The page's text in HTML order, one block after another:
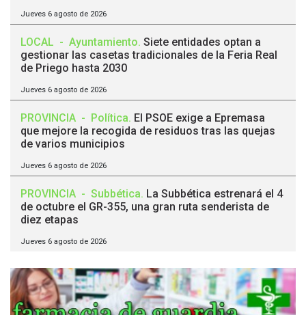
Jueves 6 agosto de 2026
LOCAL - Ayuntamiento. Siete entidades optan a
gestionar las casetas tradicionales de la Feria Real
de Priego hasta 2030
Jueves 6 agosto de 2026
PROVINCIA - Política. El PSOE exige a Epremasa
que mejore la recogida de residuos tras las quejas
de varios municipios
Jueves 6 agosto de 2026
PROVINCIA - Subbética. La Subbética estrenará el 4
de octubre el GR-355, una gran ruta senderista de
diez etapas
Jueves 6 agosto de 2026